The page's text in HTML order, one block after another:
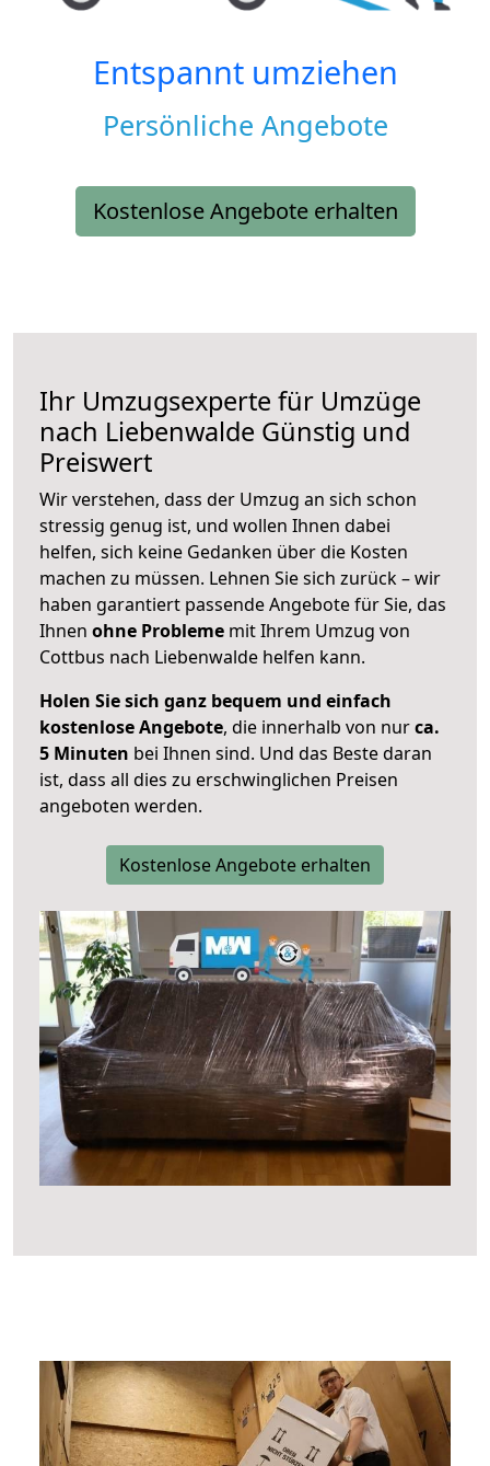
Entspannt umziehen
Persönliche Angebote
Kostenlose Angebote erhalten
Ihr Umzugsexperte für Umzüge
nach Liebenwalde Günstig und
Preiswert
Wir verstehen, dass der Umzug an sich schon
stressig genug ist, und wollen Ihnen dabei
helfen, sich keine Gedanken über die Kosten
machen zu müssen. Lehnen Sie sich zurück – wir
haben garantiert passende Angebote für Sie, das
Ihnen ohne Probleme mit Ihrem Umzug von
Cottbus nach Liebenwalde helfen kann.
Holen Sie sich ganz bequem und einfach
kostenlose Angebote, die innerhalb von nurca.
5 Minuten bei Ihnen sind. Und das Beste daran
ist, dass all dies zu erschwinglichen Preisen
angeboten werden.
Kostenlose Angebote erhalten